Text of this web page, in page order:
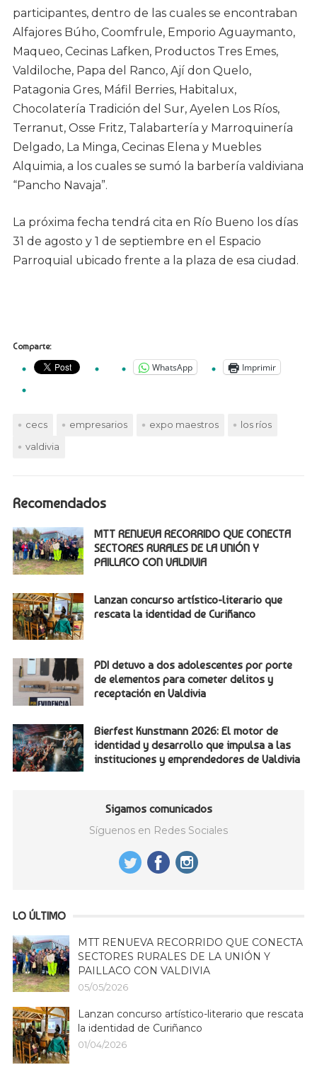
participantes, dentro de las cuales se encontraban
Alfajores Búho, Coomfrule, Emporio Aguaymanto,
Maqueo, Cecinas Lafken, Productos Tres Emes,
Valdiloche, Papa del Ranco, Ají don Quelo,
Patagonia Gres, Máfil Berries, Habitalux,
Chocolatería Tradición del Sur, Ayelen Los Ríos,
Terranut, Osse Fritz, Talabartería y Marroquinería
Delgado, La Minga, Cecinas Elena y Muebles
Alquimia, a los cuales se sumó la barbería valdiviana
“Pancho Navaja”.
La próxima fecha tendrá cita en Río Bueno los días
31 de agosto y 1 de septiembre en el Espacio
Parroquial ubicado frente a la plaza de esa ciudad.
Comparte:
WhatsApp Imprimir
cecs empresarios expo maestros
los ríos
valdivia
Recomendados
MTT RENUEVA RECORRIDO QUE CONECTA
SECTORES RURALES DE LA UNIÓN Y
PAILLACO CON VALDIVIA
Lanzan concurso artístico-literario que
rescata la identidad de Curiñanco
PDI detuvo a dos adolescentes por porte
de elementos para cometer delitos y
receptación en Valdivia
Bierfest Kunstmann 2026: El motor de
identidad y desarrollo que impulsa a las
instituciones y emprendedores de Valdivia
Sigamos comunicados
Síguenos en Redes Sociales
LO ÚLTIMO
MTT RENUEVA RECORRIDO QUE CONECTA
SECTORES RURALES DE LA UNIÓN Y
PAILLACO CON VALDIVIA
05/05/2026
Lanzan concurso artístico-literario que rescata
la identidad de Curiñanco
01/04/2026